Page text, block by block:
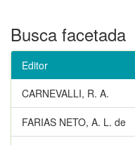
Busca facetada
Editor
CARNEVALLI, R. A.
FARIAS NETO, A. L. de